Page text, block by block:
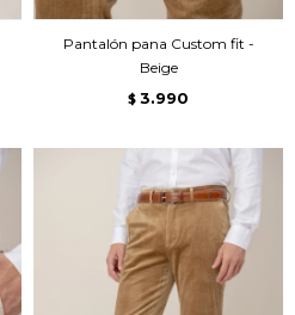
Pantalón pana Custom fit -
Beige
$ 3.990